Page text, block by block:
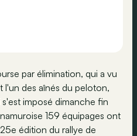
par élimination, qui a vu
l'un des aînés du peloton,
imposé dimanche fin
159 équipages ont
édition du rallye de